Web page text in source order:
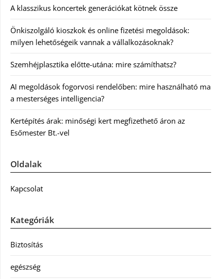
A klasszikus koncertek generációkat kötnek össze
Önkiszolgáló kioszkok és online fizetési megoldások:
milyen lehetőségeik vannak a vállalkozásoknak?
Szemhéjplasztika előtte-utána: mire számíthatsz?
AI megoldások fogorvosi rendelőben: mire használható ma
a mesterséges intelligencia?
Kertépítés árak: minőségi kert megfizethető áron az
Esőmester Bt.-vel
Oldalak
Kapcsolat
Kategóriák
Biztosítás
egészség